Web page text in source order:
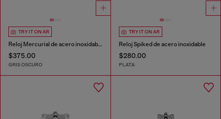
TRY IT ON AR
Reloj Mercurial de acero inoxidable
$375.00
GRIS OSCURO
TRY IT ON AR
Reloj Spiked de acero inoxidable
$280.00
PLATA